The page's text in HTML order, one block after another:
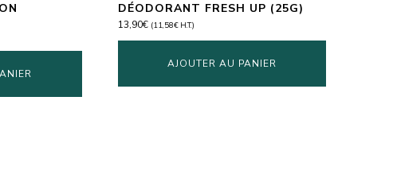
DÉODORANT FRESH UP (25G)
13,90€ (11,58€H.T.)
AJOUTER AU PANIER